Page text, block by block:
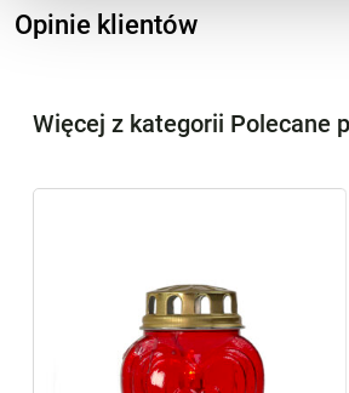
Opinie klientów
Więcej z kategorii Polecane